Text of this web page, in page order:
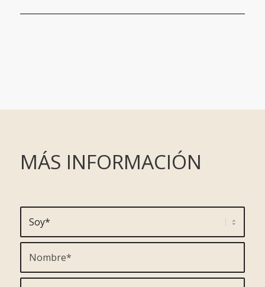
MÁS INFORMACIÓN